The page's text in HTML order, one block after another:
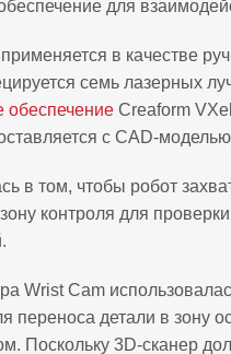
для
в качестве
семь лазерных
обеспечение Creaform
с CAD-
в том, чтобы робот
контроля для
Wrist Cam
переноса детали в зону
Поскольку 3D-сканер